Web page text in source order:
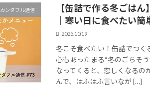
カンダフル通信
【缶詰で作る冬ごは
｜寒い日に食べたい
2025.10.19
冬こそ食べたい！缶詰でつく
心もあったまる“冬のごちそ
なってくると、恋しくなるの
んで、はふはふ言いなが […]